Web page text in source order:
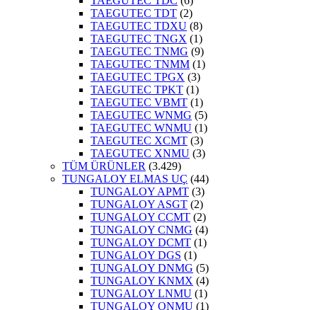
TAEGUTEC TDT (2)
TAEGUTEC TDXU (8)
TAEGUTEC TNGX (1)
TAEGUTEC TNMG (9)
TAEGUTEC TNMM (1)
TAEGUTEC TPGX (3)
TAEGUTEC TPKT (1)
TAEGUTEC VBMT (1)
TAEGUTEC WNMG (5)
TAEGUTEC WNMU (1)
TAEGUTEC XCMT (3)
TAEGUTEC XNMU (3)
TÜM ÜRÜNLER (3.429)
TUNGALOY ELMAS UÇ (44)
TUNGALOY APMT (3)
TUNGALOY ASGT (2)
TUNGALOY CCMT (2)
TUNGALOY CNMG (4)
TUNGALOY DCMT (1)
TUNGALOY DGS (1)
TUNGALOY DNMG (5)
TUNGALOY KNMX (4)
TUNGALOY LNMU (1)
TUNGALOY ONMU (1)